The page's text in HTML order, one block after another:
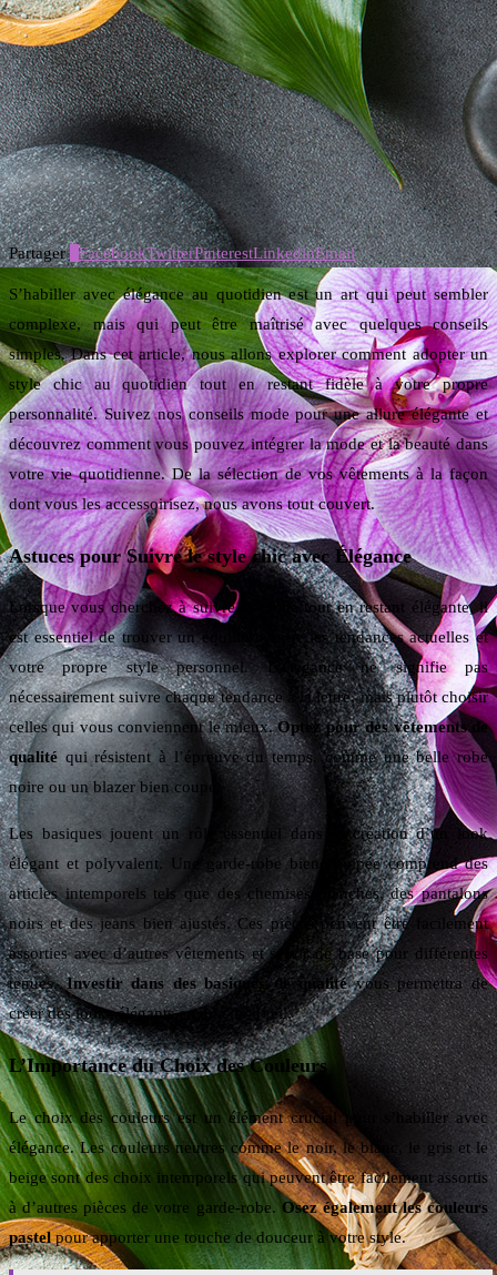
Partager FacebookTwitterPinterestLinkedinEmail
S’habiller avec élégance au quotidien est un art qui peut sembler
complexe, mais qui peut être maîtrisé avec quelques conseils
simples. Dans cet article, nous allons explorer comment adopter un
style chic au quotidien tout en restant fidèle à votre propre
personnalité. Suivez nos conseils mode pour une allure élégante et
découvrez comment vous pouvez intégrer la mode et la beauté dans
votre vie quotidienne. De la sélection de vos vêtements à la façon
dont vous les accessoirisez, nous avons tout couvert.
Astuces pour Suivre le style chic avec Élégance
Lorsque vous cherchez à suivre la mode tout en restant élégante, il
est essentiel de trouver un équilibre entre les tendances actuelles et
votre propre style personnel. L’élégance ne signifie pas
nécessairement suivre chaque tendance à la lettre, mais plutôt choisir
celles qui vous conviennent le mieux.Optez pour des vêtements de
qualité qui résistent à l’épreuve du temps, comme une belle robe
noire ou un blazer bien coupé.
Les basiques jouent un rôle essentiel dans la création d’un look
élégant et polyvalent. Une garde-robe bien équipée comprend des
articles intemporels tels que des chemises blanches, des pantalons
noirs et des jeans bien ajustés. Ces pièces peuvent être facilement
assorties avec d’autres vêtements et servir de base pour différentes
tenues.Investir dans des basiques de qualitévous permettra de
créer des looks élégants en un clin d’œil.
L’Importance du Choix des Couleurs
Le choix des couleurs est un élément crucial pour s’habiller avec
élégance. Les couleurs neutres comme le noir, le blanc, le gris et le
beige sont des choix intemporels qui peuvent être facilement assortis
à d’autres pièces de votre garde-robe.Osez également les couleurs
pastelpour apporter une touche de douceur à votre style.